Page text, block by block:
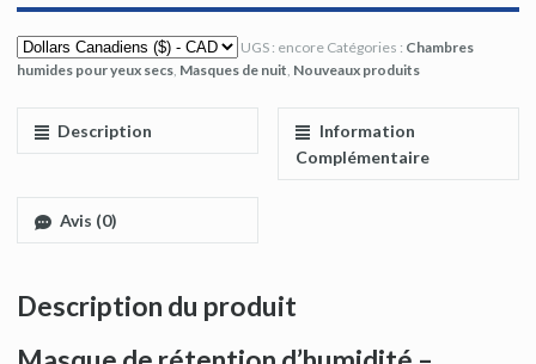
UGS : encore Catégories : Chambres
humides pour yeux secs Masques de nuit Nouveaux produits
Description
Information
Complémentaire
Avis (0)
Description du produit